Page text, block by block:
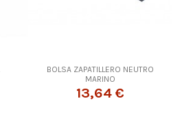
BOLSA ZAPATILLERO NEUTRO
MARINO
13,64 €